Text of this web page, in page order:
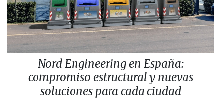
Nord Engineering en España:
compromiso estructural y nuevas
soluciones para cada ciudad